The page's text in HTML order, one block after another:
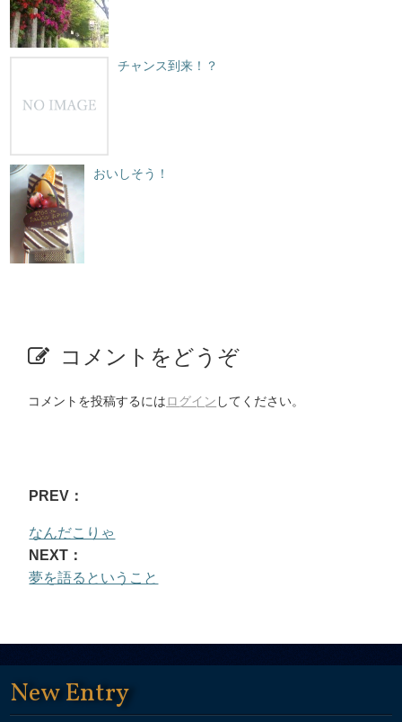
チャンス到来！？
おいしそう！
コメントをどうぞ
コメントを投稿するにはログイン してください。
PREV：
なんだこりゃ
NEXT：
夢を語るということ
New Entry